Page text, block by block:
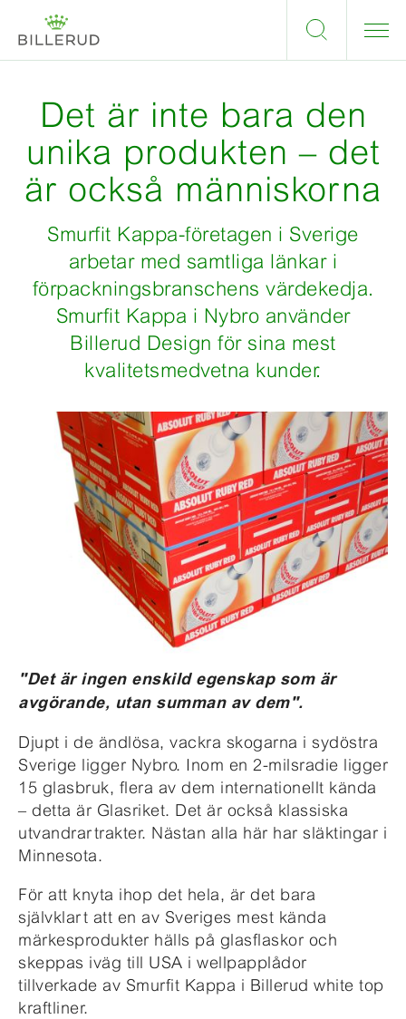
Det är inte bara den
unika produkten – det
är också människorna
Smurfit Kappa-företagen i Sverige
arbetar med samtliga länkar i
förpackningsbranschens värdekedja.
Smurfit Kappa i Nybro använder
Billerud Design för sina mest
kvalitetsmedvetna kunder.
"Det är ingen enskild egenskap som är
avgörande, utan summan av dem".
Djupt i de ändlösa, vackra skogarna i sydöstra
Sverige ligger Nybro. Inom en 2-milsradie ligger
15 glasbruk, flera av dem internationellt kända
– detta är Glasriket. Det är också klassiska
utvandrartrakter. Nästan alla här har släktingar i
Minnesota.
För att knyta ihop det hela, är det bara
självklart att en av Sveriges mest kända
märkesprodukter hälls på glasflaskor och
skeppas iväg till USA i wellpapplådor
tillverkade av Smurfit Kappa i Billerud white top
kraftliner.